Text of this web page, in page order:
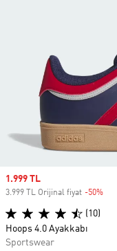
Sale price
1.999 TL
3.999 TL Orijinal fiyat -50%
(10)
Hoops 4.0 Ayakkabı
Sportswear